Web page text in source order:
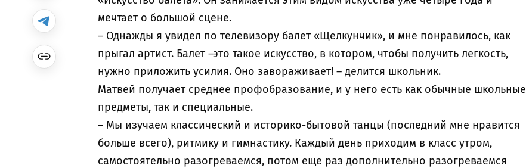
мечтает о большой сцене.
– Однажды я увидел по телевизору балет «Щелкунчик», и мне понравилось, как
прыгал артист. Балет –это такое искусство, в котором, чтобы получить легкость,
нужно приложить усилия. Оно завораживает! – делится школьник.
Матвей получает среднее профобразование, и у него есть как обычные школьные
предметы, так и специальные.
– Мы изучаем классический и историко-бытовой танцы (последний мне нравится
больше всего), ритмику и гимнастику. Каждый день приходим в класс утром,
самостоятельно разогреваемся, потом еще раз дополнительно разогреваемся